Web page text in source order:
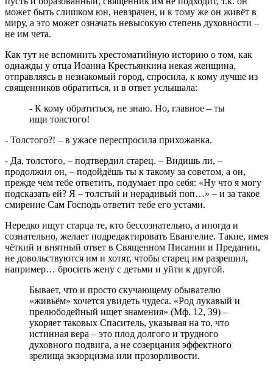
может быть слишком юн, невзрачен, и к тому же он живёт в
миру, а это может означать невысокую степень духовности –
не им чета.
Как тут не вспомнить хрестоматийную историю о том, как
однажды у отца Иоанна Крестьянкина некая женщина,
отправляясь в незнакомый город, спросила, к кому лучше из
священников обратиться, и в ответ услышала:
- К кому обратиться, не знаю. Но, главное – ты
ищи толстого!
- Толстого?! – в ужасе переспросила прихожанка.
- Да, толстого, – подтвердил старец. – Видишь ли, –
продолжил он, – подойдёшь ты к такому за советом, а он,
прежде чем тебе ответить, подумает про себя: «Ну что я могу
подсказать ей? Я – толстый и нерадивый поп…» – и за такое
смирение Сам Господь ответит тебе его устами.
Нередко ищут старца те, кто бессознательно, а иногда и
сознательно, желает подредактировать Евангелие. Такие, имея
чёткий и внятный ответ в Священном Писании и Предании,
не довольствуются им и хотят, чтобы старец им разрешил,
например… бросить жену с детьми и уйти к другой.
Бывает, что и просто скучающему обывателю
«живьём» хочется увидеть чудеса. «Род лукавый и
прелюбодейный ищет знамения» (Мф. 12, 39) –
укоряет таковых Спаситель, указывая на то, что
истинная вера – это плод долгого и трудного
духовного подвига, а не созерцания эффектного
зрелища экзорцизма или прозорливости.